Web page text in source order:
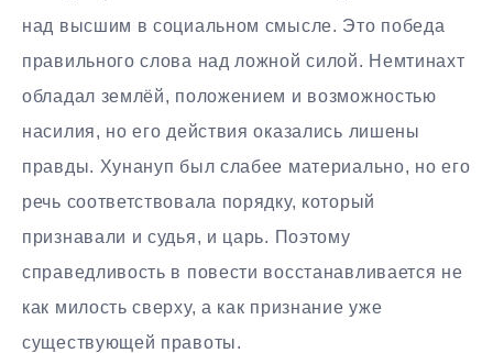
над высшим в социальном смысле. Это победа
правильного слова над ложной силой. Немтинахт
обладал землёй, положением и возможностью
насилия, но его действия оказались лишены
правды. Хунануп был слабее материально, но его
речь соответствовала порядку, который
признавали и судья, и царь. Поэтому
справедливость в повести восстанавливается не
как милость сверху, а как признание уже
существующей правоты.